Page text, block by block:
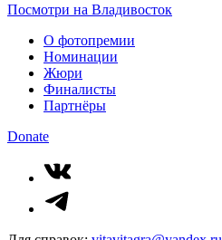
Посмотри на Владивосток
О фотопремии
Номинации
Жюри
Финалисты
Партнёры
Donate